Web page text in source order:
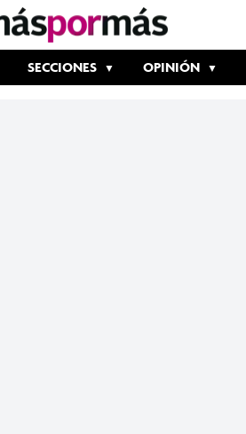
SECCIONES OPINIÓN